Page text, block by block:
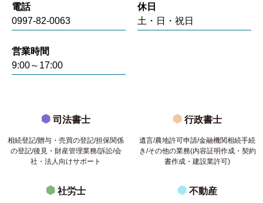
電話
0997-82-0063
休日
土・日・祝日
営業時間
9:00～17:00
司法書士
相続登記/贈与・売買の登記/担保関係
の登記/後見・財産管理業務/訴訟/会
社・法人向けサポート
行政書士
遺言/農地許可申請/金融機関相続手続
き/その他の業務(内容証明作成・契約
書作成・建設業許可)
社労士 不動産